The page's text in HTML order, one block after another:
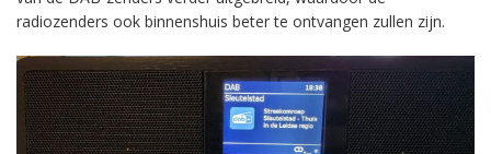
radiozenders ook binnenshuis beter te ontvangen zullen zijn.